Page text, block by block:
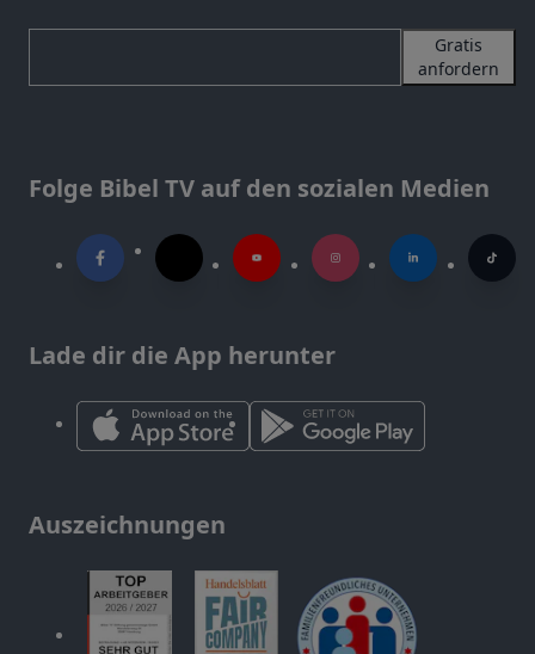
Gratis
anfordern
Folge Bibel TV auf den sozialen Medien
Lade dir die App herunter
Auszeichnungen